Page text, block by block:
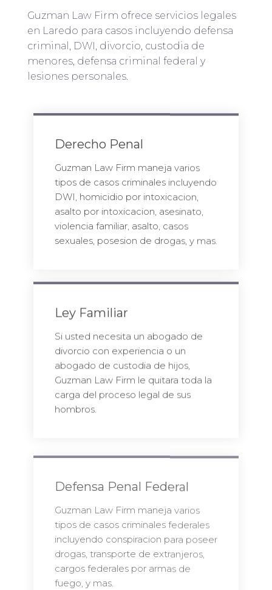
Guzman Law Firm ofrece servicios legales
en Laredo para casos incluyendo defensa
criminal, DWI, divorcio, custodia de
menores, defensa criminal federal y
lesiones personales.
Derecho Penal
Guzman Law Firm maneja varios
tipos de casos criminales incluyendo
DWI, homicidio por intoxicacion,
asalto por intoxicacion, asesinato,
violencia familiar, asalto, casos
sexuales, posesion de drogas, y mas.
Ley Familiar
Si usted necesita un abogado de
divorcio con experiencia o un
abogado de custodia de hijos,
Guzman Law Firm le quitara toda la
carga del proceso legal de sus
hombros.
Defensa Penal Federal
Guzman Law Firm maneja varios
tipos de casos criminales federales
incluyendo conspiracion para poseer
drogas, transporte de extranjeros,
cargos federales por armas de
fuego, y mas.